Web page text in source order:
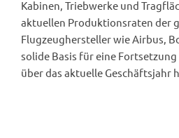
Kabinen, Triebwerke und
aktuellen Produktionsraten der
Flugzeughersteller wie Airbus,
solide Basis für eine
über das aktuelle Geschäftsjahr